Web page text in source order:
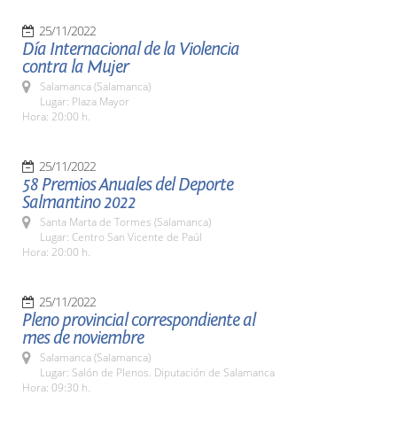
25/11/2022
Día Internacional de la Violencia
contra la Mujer
Salamanca (Salamanca)
Lugar: Plaza Mayor
Hora: 20:00 h.
25/11/2022
58 Premios Anuales del Deporte
Salmantino 2022
Santa Marta de Tormes (Salamanca)
Lugar: Centro San Vicente de Paúl
Hora: 20:00 h.
25/11/2022
Pleno provincial correspondiente al
mes de noviembre
Salamanca (Salamanca)
Lugar: Salón de Plenos. Diputación de Salamanca
Hora: 09:30 h.